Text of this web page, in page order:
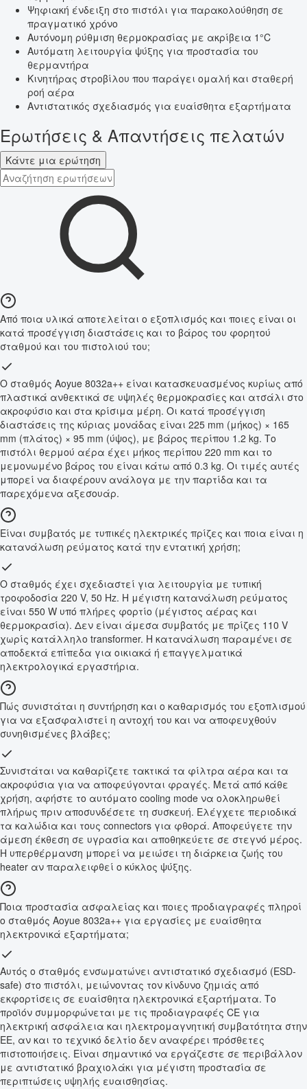
Ψηφιακή ένδειξη στο πιστόλι για παρακολούθηση σε
πραγματικό χρόνο
Αυτόνομη ρύθμιση θερμοκρασίας με ακρίβεια 1°C
Αυτόματη λειτουργία ψύξης για προστασία του
θερμαντήρα
Κινητήρας στροβίλου που παράγει ομαλή και σταθερή
ροή αέρα
Αντιστατικός σχεδιασμός για ευαίσθητα εξαρτήματα
Ερωτήσεις & Απαντήσεις πελατών
Κάντε μια ερώτηση
Από ποια υλικά αποτελείται ο εξοπλισμός και ποιες είναι οι
κατά προσέγγιση διαστάσεις και το βάρος του φορητού
σταθμού και του πιστολιού του;
Ο σταθμός Aoyue 8032a++ είναι κατασκευασμένος κυρίως από
πλαστικά ανθεκτικά σε υψηλές θερμοκρασίες και ατσάλι στο
ακροφύσιο και στα κρίσιμα μέρη. Οι κατά προσέγγιση
διαστάσεις της κύριας μονάδας είναι 225 mm (μήκος) × 165
mm (πλάτος) × 95 mm (ύψος), με βάρος περίπου 1.2 kg. Το
πιστόλι θερμού αέρα έχει μήκος περίπου 220 mm και το
μεμονωμένο βάρος του είναι κάτω από 0.3 kg. Οι τιμές αυτές
μπορεί να διαφέρουν ανάλογα με την παρτίδα και τα
παρεχόμενα αξεσουάρ.
Είναι συμβατός με τυπικές ηλεκτρικές πρίζες και ποια είναι η
κατανάλωση ρεύματος κατά την εντατική χρήση;
Ο σταθμός έχει σχεδιαστεί για λειτουργία με τυπική
τροφοδοσία 220 V, 50 Hz. Η μέγιστη κατανάλωση ρεύματος
είναι 550 W υπό πλήρες φορτίο (μέγιστος αέρας και
θερμοκρασία). Δεν είναι άμεσα συμβατός με πρίζες 110 V
χωρίς κατάλληλο transformer. Η κατανάλωση παραμένει σε
αποδεκτά επίπεδα για οικιακά ή επαγγελματικά
ηλεκτρολογικά εργαστήρια.
Πώς συνιστάται η συντήρηση και ο καθαρισμός του εξοπλισμού
για να εξασφαλιστεί η αντοχή του και να αποφευχθούν
συνηθισμένες βλάβες;
Συνιστάται να καθαρίζετε τακτικά τα φίλτρα αέρα και τα
ακροφύσια για να αποφεύγονται φραγές. Μετά από κάθε
χρήση, αφήστε το αυτόματο cooling mode να ολοκληρωθεί
πλήρως πριν αποσυνδέσετε τη συσκευή. Ελέγχετε περιοδικά
τα καλώδια και τους connectors για φθορά. Αποφεύγετε την
άμεση έκθεση σε υγρασία και αποθηκεύετε σε στεγνό μέρος.
Η υπερθέρμανση μπορεί να μειώσει τη διάρκεια ζωής του
heater αν παραλειφθεί ο κύκλος ψύξης.
Ποια προστασία ασφαλείας και ποιες προδιαγραφές πληροί
ο σταθμός Aoyue 8032a++ για εργασίες με ευαίσθητα
ηλεκτρονικά εξαρτήματα;
Αυτός ο σταθμός ενσωματώνει αντιστατικό σχεδιασμό (ESD-
safe) στο πιστόλι, μειώνοντας τον κίνδυνο ζημιάς από
εκφορτίσεις σε ευαίσθητα ηλεκτρονικά εξαρτήματα. Το
προϊόν συμμορφώνεται με τις προδιαγραφές CE για
ηλεκτρική ασφάλεια και ηλεκτρομαγνητική συμβατότητα στην
ΕΕ, αν και το τεχνικό δελτίο δεν αναφέρει πρόσθετες
πιστοποιήσεις. Είναι σημαντικό να εργάζεστε σε περιβάλλον
με αντιστατικό βραχιολάκι για μέγιστη προστασία σε
περιπτώσεις υψηλής ευαισθησίας.